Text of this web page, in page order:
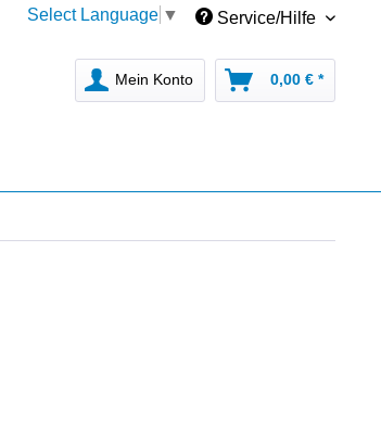
Select Language ▼ Service/Hilfe
Mein Konto 0,00 € *